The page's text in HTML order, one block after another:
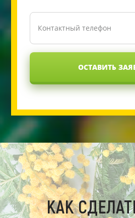
ОСТАВИТЬ
КАК